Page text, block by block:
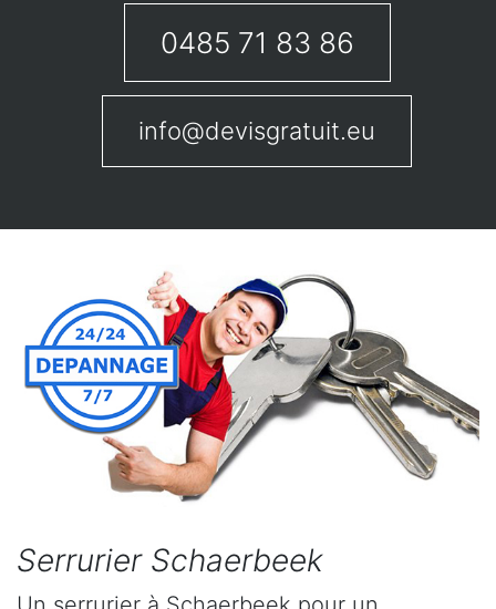
0485 71 83 86
info@devisgratuit.eu
Serrurier Schaerbeek